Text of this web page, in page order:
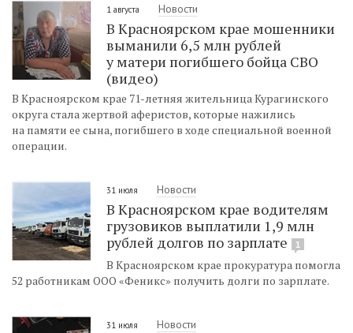
1 августа Новости
В Красноярском крае мошенники
выманили 6,5 млн рублей
у матери погибшего бойца СВО
(видео)
В Красноярском крае 71-летняя жительница Курагинского
округа стала жертвой аферистов, которые нажились
на памяти ее сына, погибшего в ходе специальной военной
операции.
31 июля Новости
В Красноярском крае водителям
грузовиков выплатили 1,9 млн
рублей долгов по зарплате
1
В Красноярском крае прокуратура помогла
52 работникам ООО «Феникс» получить долги по зарплате.
31 июля Новости